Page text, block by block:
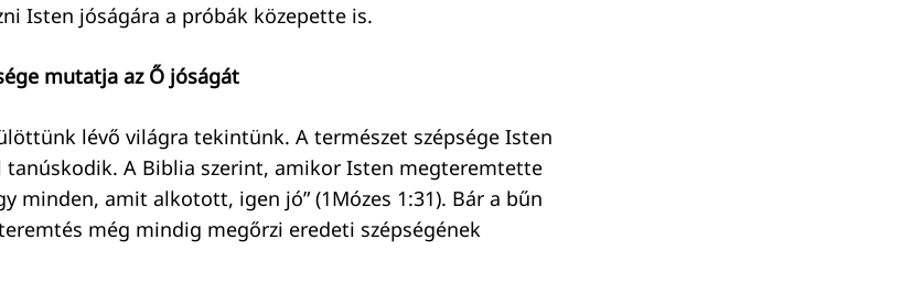
Isten jóságára a próbák közepette is.
mutatja az Ő jóságát
lévő világra tekintünk. A természet szépsége Isten
tanúskodik. A Biblia szerint, amikor Isten megteremtette
minden, amit alkotott, igen jó” (1Mózes 1:31). Bár a bűn
még mindig megőrzi eredeti szépségének